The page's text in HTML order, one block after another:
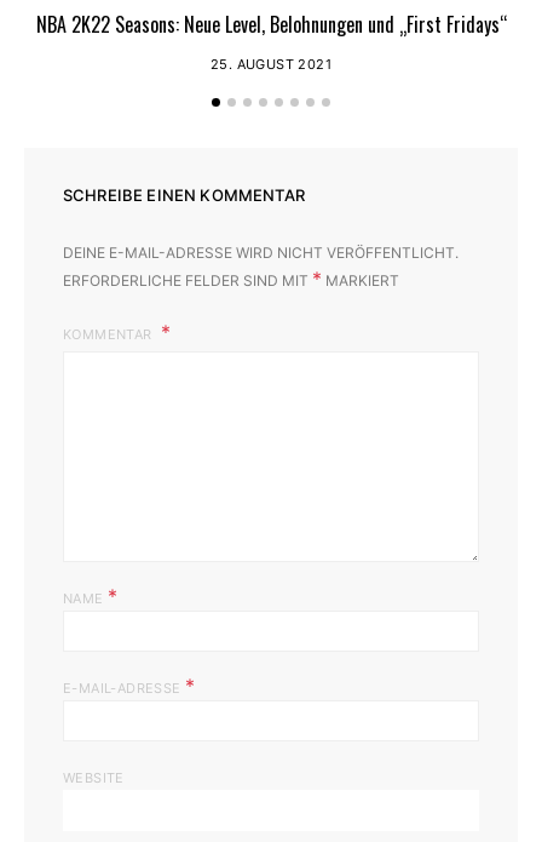
NBA 2K22 Seasons: Neue Level, Belohnungen und „First Fridays“
25. AUGUST 2021
SCHREIBE EINEN KOMMENTAR
DEINE E-MAIL-ADRESSE WIRD NICHT VERÖFFENTLICHT.
ERFORDERLICHE FELDER SIND MIT * MARKIERT
KOMMENTAR
NAME *
E-MAIL-ADRESSE *
WEBSITE